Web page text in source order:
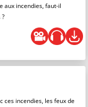
aux incendies, faut-il
ces incendies, les feux de